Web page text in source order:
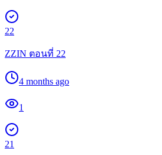
22
ZZIN ตอนที่ 22
4 months ago
1
21